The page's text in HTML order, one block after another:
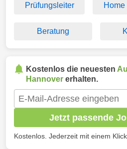
Prüfungsleiter Home
Beratung
Kostenlos die neuesten
Hannover erhalten.
Jetzt passende
Kostenlos. Jederzeit mit einem